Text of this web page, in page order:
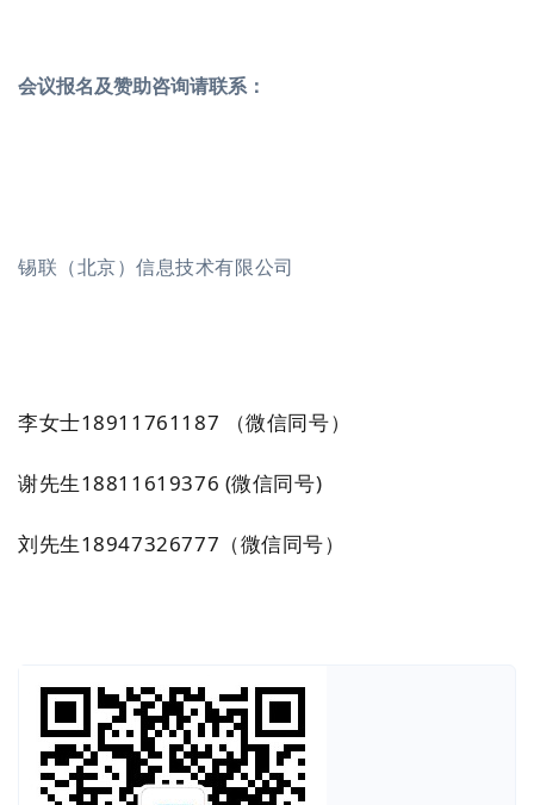
会议报名及赞助咨询请联系：
锡联（北京）信息技术有限公司
李女士18911761187 （微信同号）
谢先生18811619376 (微信同号)
刘先生18947326777（微信同号）